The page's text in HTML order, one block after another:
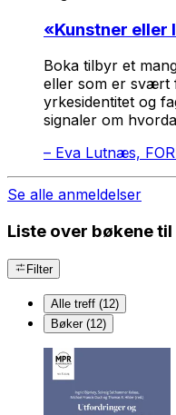
«Kunstner eller
Boka tilbyr et
eller som er svært
yrkesidentitet og
signaler om
– Eva Lutnæs,
Se alle anmeldelser
Liste over bøkene til
Filter
Alle treff (12)
Bøker (12)